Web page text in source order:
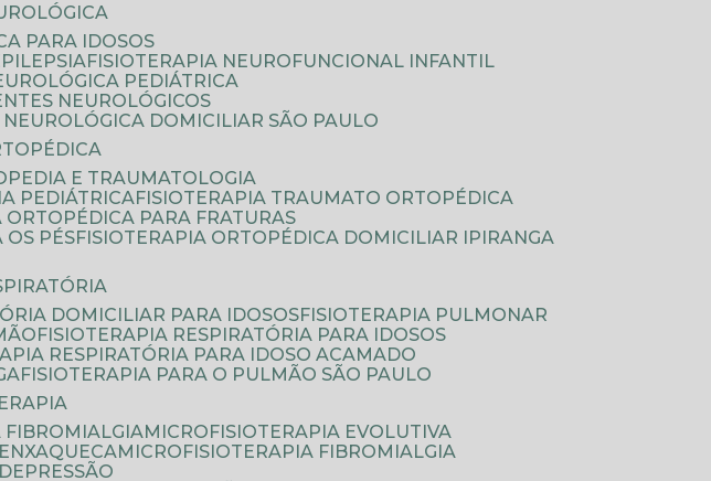
PARA IDOSOS
FISIOTERAPIA NEUROFUNCIONAL INFANTIL
PEDIÁTRICA
NEUROLÓGICOS
NEUROLÓGICA DOMICILIAR SÃO PAULO
E TRAUMATOLOGIA
PEDIÁTRICA
FISIOTERAPIA TRAUMATO ORTOPÉDICA
ORTOPÉDICA PARA FRATURAS
OS PÉS
FISIOTERAPIA ORTOPÉDICA DOMICILIAR IPIRANGA
DOMICILIAR PARA IDOSOS
FISIOTERAPIA PULMONAR
FISIOTERAPIA RESPIRATÓRIA PARA IDOSOS
RESPIRATÓRIA PARA IDOSO ACAMADO
FISIOTERAPIA PARA O PULMÃO SÃO PAULO
FIBROMIALGIA
MICROFISIOTERAPIA EVOLUTIVA
MICROFISIOTERAPIA FIBROMIALGIA